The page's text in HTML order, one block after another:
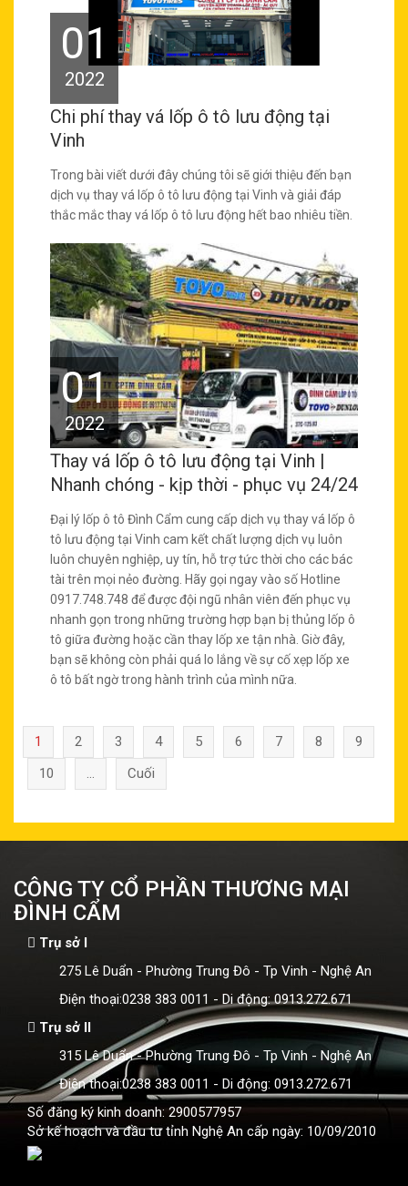
01
2022
Chi phí thay vá lốp ô tô lưu động tại
Vinh
Trong bài viết dưới đây chúng tôi sẽ giới thiệu đến bạn
dịch vụ thay vá lốp ô tô lưu động tại Vinh và giải đáp
thắc mắc thay vá lốp ô tô lưu động hết bao nhiêu tiền.
01
2022
Thay vá lốp ô tô lưu động tại Vinh |
Nhanh chóng - kịp thời - phục vụ 24/24
Đại lý lốp ô tô Đình Cẩm cung cấp dịch vụ thay vá lốp ô
tô lưu động tại Vinh cam kết chất lượng dịch vụ luôn
luôn chuyên nghiệp, uy tín, hỗ trợ tức thời cho các bác
tài trên mọi nẻo đường. Hãy gọi ngay vào số Hotline
0917.748.748 để được đội ngũ nhân viên đến phục vụ
nhanh gọn trong những trường hợp bạn bị thủng lốp ô
tô giữa đường hoặc cần thay lốp xe tận nhà. Giờ đây,
bạn sẽ không còn phải quá lo lắng về sự cố xẹp lốp xe
ô tô bất ngờ trong hành trình của mình nữa.
1 2 3 4 5 6 7 8
9
10
... Cuối
CÔNG TY CỔ PHẦN THƯƠNG MẠI
ĐÌNH CẨM
Trụ sở I
275 Lê Duẩn - Phường Trung Đô - Tp Vinh - Nghệ An
Điện thoại:0238 383 0011 - Di động: 0913.272.671
Trụ sở II
315 Lê Duẩn - Phường Trung Đô - Tp Vinh - Nghệ An
Điện thoại:0238 383 0011 - Di động: 0913.272.671
Số đăng ký kinh doanh: 2900577957
Sở kế hoạch và đầu tư tỉnh Nghệ An cấp ngày: 10/09/2010